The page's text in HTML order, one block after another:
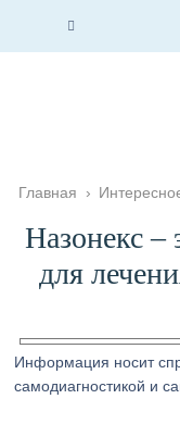
Главная ›
Назонекс –
для
Информация носит
самодиагностикой и